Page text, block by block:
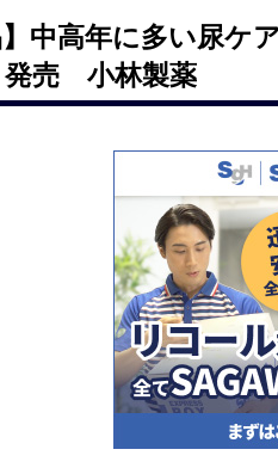
】中高年に多い尿ケ
発売 小林製薬